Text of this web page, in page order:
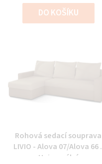
DO KOŠÍKU
Rohová sedací souprava
LIVIO - Alova 07/Alova 66 -
Univerzální